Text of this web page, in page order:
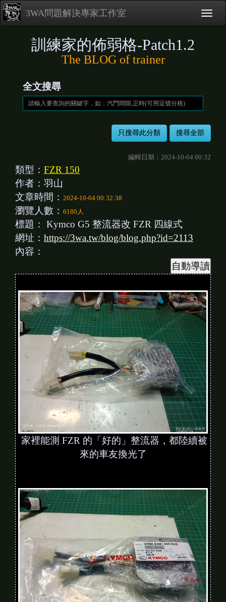
3WA問題解決專家工作室
訓練家的佈弱格-Patch1.2
The BLOG of trainer
全文搜尋
編輯日期：2024-10-04 00:32
類型： FZR 150
作者：羽山
文章時間： 2024-10-04 00:32:38
瀏覽人數： 6180人
標題： Kymco G5 整流器改 FZR 四線式
網址： https://3wa.tw/blog/blog.php?id=2113
內容：
家裡能測 FZR 的「好的」整流器，都陸續被
來的車友換光了